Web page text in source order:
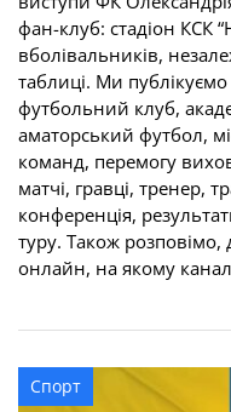
фан-клуб: стадіон КСК
вболівальників,
таблиці. Ми
футбольний клуб,
аматорський футбол,
команд, перемогу
матчі, гравці, тренер,
конференція,
туру. Також
онлайн, на якому
Спорт